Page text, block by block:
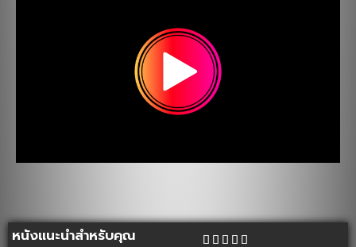
หนังแนะนำสำหรับคุณ     